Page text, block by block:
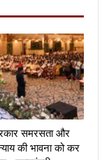
समरसता और
की भावना को कर